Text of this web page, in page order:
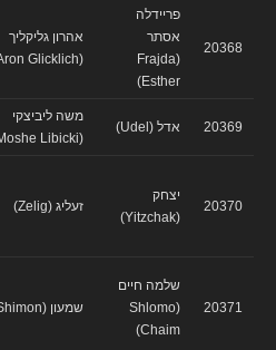
20368
פריידלה
אסתר
(Frajda
Esther)
אהרון גליקליך
20369 אדל (Udel)
משה ליביצקי
20370 זעליג (Zelig)
20371
שלמה חיים
(Shlomo
Chaim)
שמעון (Shimon)